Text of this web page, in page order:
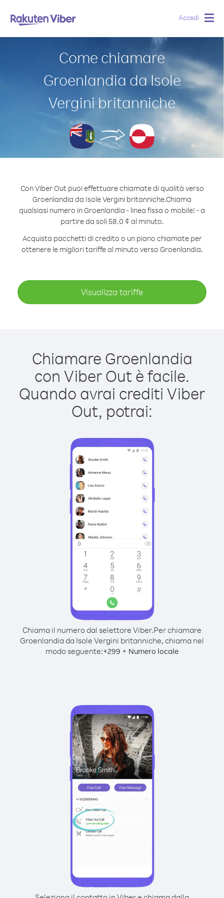
Accedi
Come chiamare
Groenlandia da Isole
Vergini britanniche
Con Viber Out puoi effettuare chiamate di qualità verso
Groenlandia da Isole Vergini britanniche.Chiama
qualsiasi numero in Groenlandia - linea fissa o mobile! - a
partire da soli 58.0 ¢ al minuto.
Acquista pacchetti di credito o un piano chiamate per
ottenere le migliori tariffe al minuto verso Groenlandia.
Visualizza tariffe
Chiamare Groenlandia
con Viber Out è facile.
Quando avrai crediti Viber
Out, potrai:
Chiama il numero dal selettore Viber.Per chiamare
Groenlandia da Isole Vergini britanniche, chiama nel
modo seguente:+299 + Numero locale